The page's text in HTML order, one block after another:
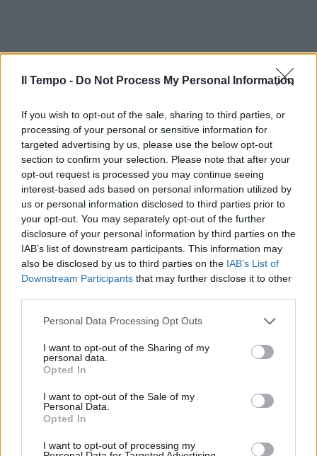
Il Tempo - Do Not Process My Personal Information
If you wish to opt-out of the sale, sharing to third parties, or
processing of your personal or sensitive information for
targeted advertising by us, please use the below opt-out
section to confirm your selection. Please note that after your
opt-out request is processed you may continue seeing
interest-based ads based on personal information utilized by
us or personal information disclosed to third parties prior to
your opt-out. You may separately opt-out of the further
disclosure of your personal information by third parties on the
IAB’s list of downstream participants. This information may
also be disclosed by us to third parties on the IAB’s List of
Downstream Participants that may further disclose it to other
Personal Data Processing Opt Outs
I want to opt-out of the Sharing of my
personal data.
Opted In
I want to opt-out of the Sale of my
Personal Data.
Opted In
I want to opt-out of processing my